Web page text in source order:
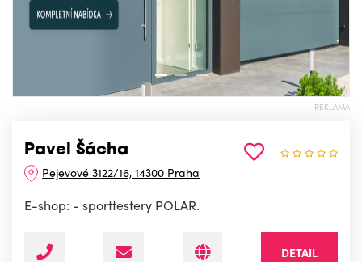
REKLAMA
Pavel Šácha
Pejevové 3122/16, 14300 Praha
E-shop: - sporttestery POLAR.
DETAIL